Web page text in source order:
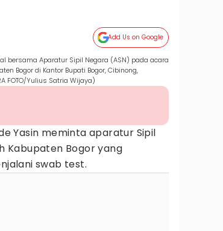
Add Us on Google
bersama Aparatur Sipil Negara (ASN) pada acara
Bogor di Kantor Bupati Bogor, Cibinong,
FOTO/Yulius Satria Wijaya)
Yasin meminta aparatur Sipil
Kabupaten Bogor yang
swab test.